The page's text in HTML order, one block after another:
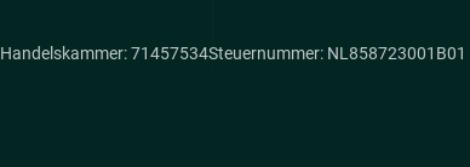
Handelskammer: 71457534Steuernummer: NL858723001B01